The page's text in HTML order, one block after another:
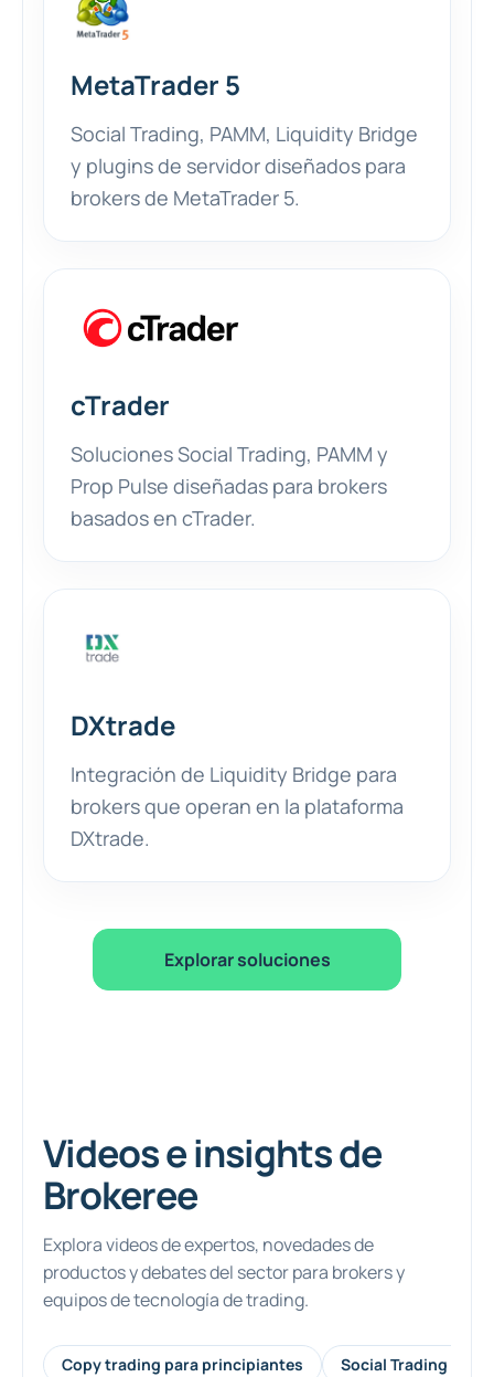
MetaTrader 5
Social Trading, PAMM, Liquidity Bridge
y plugins de servidor diseñados para
brokers de MetaTrader 5.
cTrader
Soluciones Social Trading, PAMM y
Prop Pulse diseñadas para brokers
basados en cTrader.
DXtrade
Integración de Liquidity Bridge para
brokers que operan en la plataforma
DXtrade.
Explorar soluciones
Videos e insights de
Brokeree
Explora videos de expertos, novedades de
productos y debates del sector para brokers y
equipos de tecnología de trading.
Copy trading para principiantes Social Trading y